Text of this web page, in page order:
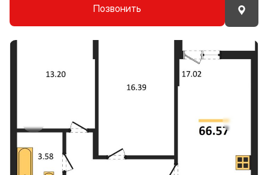
Позвонить
Прокрутить влево